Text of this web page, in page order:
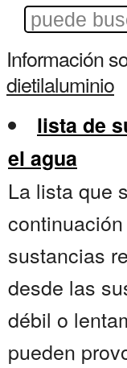
Información
dietilaluminio
lista de
el agua
La lista que
sustancias
desde las
débil o
pueden